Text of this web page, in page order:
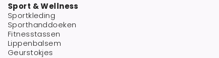
Sport & Wellness
Sportkleding
Sporthanddoeken
Fitnesstassen
Lippenbalsem
Geurstokjes